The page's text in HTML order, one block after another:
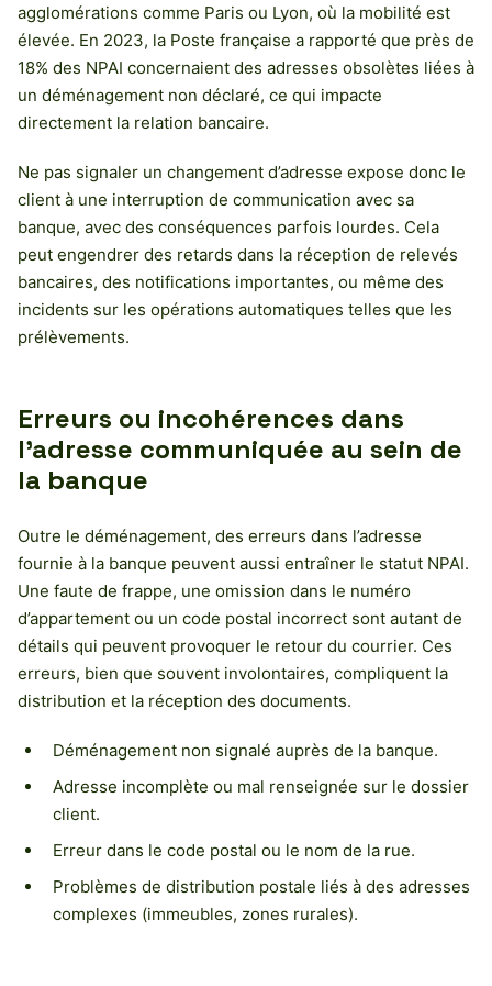
agglomérations comme Paris ou Lyon, où la mobilité est
élevée. En 2023, la Poste française a rapporté que près de
18% des NPAI concernaient des adresses obsolètes liées à
un déménagement non déclaré, ce qui impacte
directement la relation bancaire.
Ne pas signaler un changement d’adresse expose donc le
client à une interruption de communication avec sa
banque, avec des conséquences parfois lourdes. Cela
peut engendrer des retards dans la réception de relevés
bancaires, des notifications importantes, ou même des
incidents sur les opérations automatiques telles que les
prélèvements.
Erreurs ou incohérences dans
l’adresse communiquée au sein de
la banque
Outre le déménagement, des erreurs dans l’adresse
fournie à la banque peuvent aussi entraîner le statut NPAI.
Une faute de frappe, une omission dans le numéro
d’appartement ou un code postal incorrect sont autant de
détails qui peuvent provoquer le retour du courrier. Ces
erreurs, bien que souvent involontaires, compliquent la
distribution et la réception des documents.
Déménagement non signalé auprès de la banque.
Adresse incomplète ou mal renseignée sur le dossier
client.
Erreur dans le code postal ou le nom de la rue.
Problèmes de distribution postale liés à des adresses
complexes (immeubles, zones rurales).